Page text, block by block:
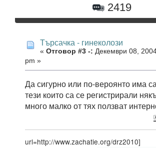
2419
Търсачка - гинеколози
« Отговор #3 -: Декември 08,
pm »
Да сигурно или по-вероянто има
тези които са се регистрирали
много малко от тях ползват
url=http://www.zachatie.org/drz2010]